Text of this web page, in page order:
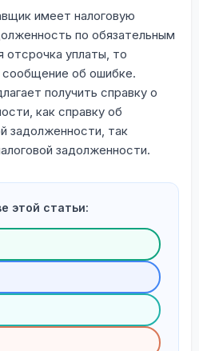
имеет налоговую
по обязательным
отсрочка уплаты, то
об ошибке.
получить справку о
как справку об
задолженности, так
задолженности.
этой статьи: